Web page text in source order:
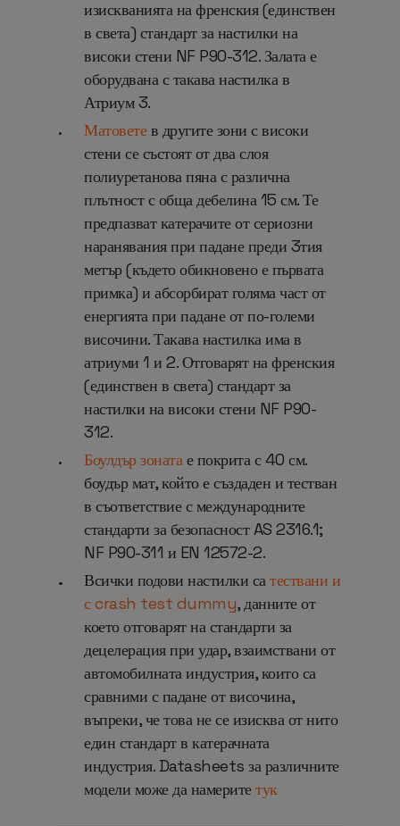
изискванията на френския (единствен
в света) стандарт за настилки на
високи стени NF P90-312. Залата е
оборудвана с такава настилка в
Атриум 3.
Матоветев другите зони с високи
стени се състоят от два слоя
полиуретанова пяна с различна
плътност с обща дебелина 15 см. Те
предпазват катерачите от сериозни
наранявания при падане преди 3тия
метър (където обикновено е първата
примка) и абсорбират голяма част от
енергията при падане от по-големи
височини. Такава настилка има в
атриуми 1 и 2. Отговарят на френския
(единствен в света) стандарт за
настилки на високи стени NF P90-
312.
Боулдър зонатае покрита с 40 см.
боудър мат, който е създаден и тестван
в съответствиес международните
стандарти за безопасност AS 2316.1;
NF P90-311 и EN 12572-2.
Всички подови настилки сатествани и
с crash test dummy, данните от
което отговарят на стандарти за
децелерация при удар, взаимствани от
автомобилната индустрия, които са
сравними с падане от височина,
въпреки, че това не се изисква от нито
един стандарт в катерачната
индустрия. Datasheets за различните
модели може да намеритетук